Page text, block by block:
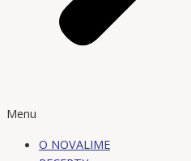
Menu
O NOVALIME